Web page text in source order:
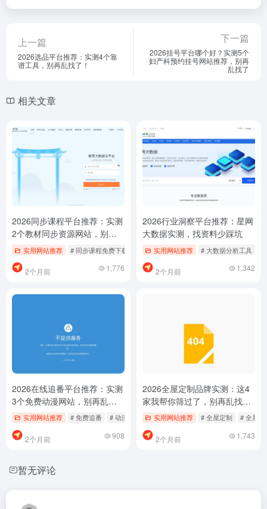
上一篇
2026选品平台推荐：实测4个靠
谱工具，别再乱找了！
下一篇
2026挂号平台哪个好？实测5个
妇产科预约挂号网站推荐，别再
乱找了
相关文章
2026同步课程平台推荐：实测
2个教材同步资源网站，别再
乱找了实用网站推荐 # 同步课程免费下载 # 同步课程平台推荐 # 学乐云教学怎么样
2个月前 1,776
2026行业洞察平台推荐：星网
大数据实测，找资料少踩坑
实用网站推荐 # 大数据分析工具
2个月前 1,342
2026在线追番平台推荐：实测
3个免费动漫网站，别再乱找
了 实用网站推荐 # 免费追番 # 动漫网站推荐 # 动漫资源
2个月前 908
2026全屋定制品牌实测：这4
家我帮你筛过了，别再乱找
了！实用网站推荐 # 全屋定制 # 全屋
2个月前 1,743
暂无评论